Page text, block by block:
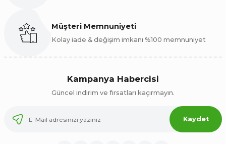
C... K... | 30/11/2025 Müşteri Memnuniyeti
Kolay iade & değişim imkanı %100 memnuniyet
Kampanya Habercisi
Güncel indirim ve fırsatları kaçırmayın.
Kaydet